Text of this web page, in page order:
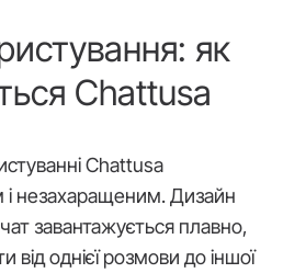
як
Chattusa
Chattusa
і незахаращеним. Дизайн
завантажується плавно,
однієї розмови до іншої